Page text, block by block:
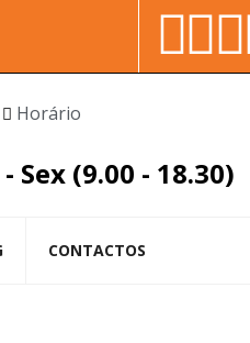
f
Horário
- Sex (9.00 - 18.30)
CONTACTOS